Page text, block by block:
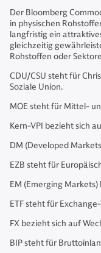
Der Bloomberg
in physischen
langfristig ein
gleichzeitig
Rohstoffen oder
CDU/CSU steht für
Soziale Union.
MOE steht für Mittel-
Kern-VPI bezieht sich
DM (Developed
EZB steht für
EM (Emerging
ETF steht für
FX bezieht sich auf
BIP steht für